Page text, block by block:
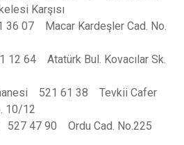
Karşısı
07 Macar Kardeşler Cad. No.
64 Atatürk Bul. Kovacılar Sk.
521 61 38 Tevkii Cafer
10/12
527 47 90 Ordu Cad. No.225